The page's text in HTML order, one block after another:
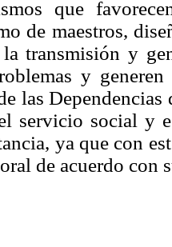
que
de maestros,
transmisión y
y
las
servicio social y
ya que con
de acuerdo con